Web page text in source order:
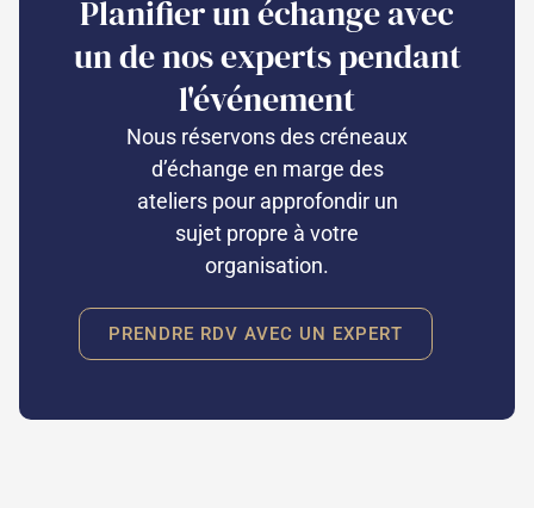
Planifier un échange avec
un de nos experts pendant
l'événement
Nous réservons des créneaux
d’échange en marge des
ateliers pour approfondir un
sujet propre à votre
organisation.
PRENDRE RDV AVEC UN EXPERT